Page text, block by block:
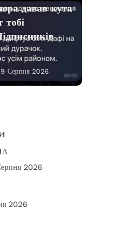
давав кута
тобі
Серпня 2026
2026
2026